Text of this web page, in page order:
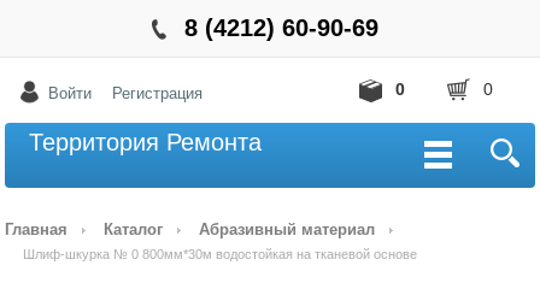
8 (4212) 60-90-69
Войти Регистрация 0
0
Территория Ремонта
Главная Каталог Абразивный материал
Шлиф-шкурка № 0 800мм*30м водостойкая на тканевой основе